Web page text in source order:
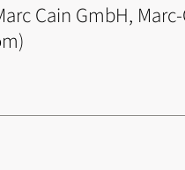
Cain GmbH,